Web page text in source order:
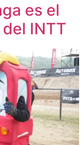
es el
INTT